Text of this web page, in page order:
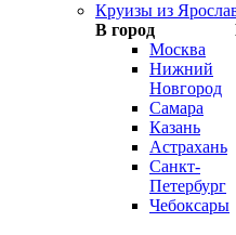
Круизы из
В город
Москва
Нижний
Новгород
Самара
Казань
Астрахань
Санкт-
Петербург
Чебоксары